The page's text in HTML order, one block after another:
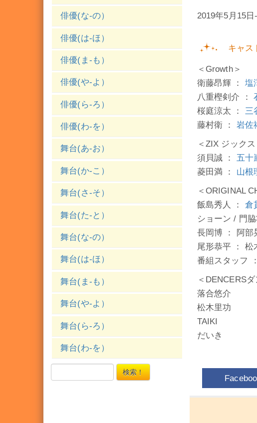
2019年5月15
キャ
＜Growth＞
衛藤昂輝 ： 塩
八重樫剣介 ：
桜庭涼太 ： 三
藤村衛 ： 岩佐
＜ZIX ジックス
須貝誠 ： 五十
菱田満 ： 山根
＜ORIGINAL
飯島秀人 ： 倉
ショーン / 門脇
長岡博 ： 阿部
尾形恭平 ： 松
番組スタッフ ：
＜DENCERS
落合悠介
松木里功
TAIKI
だいき
俳優(な-の）
俳優(は-ほ）
俳優(ま-も）
俳優(や-よ）
俳優(ら-ろ）
俳優(わ-を）
舞台(あ-お）
舞台(か-こ）
舞台(さ-そ）
舞台(た-と）
舞台(な-の）
舞台(は-ほ）
舞台(ま-も）
舞台(や-よ）
舞台(ら-ろ）
舞台(わ-を）
検索！